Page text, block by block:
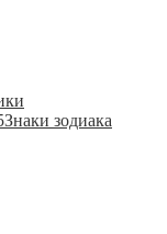
Знаки зодиака